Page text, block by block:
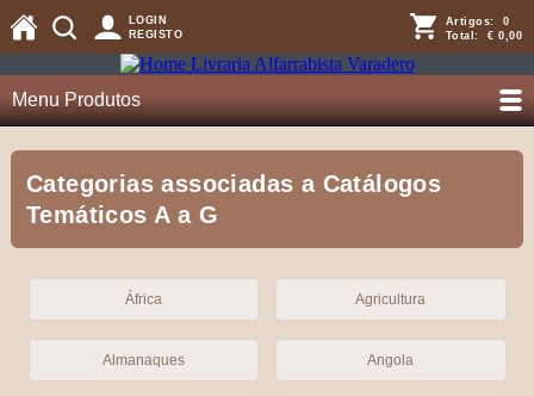
LOGIN
REGISTO
Artigos: 0
Total: € 0,00
Menu Produtos
Categorias associadas a Catálogos
Temáticos A a G
África Agricultura
Almanaques Angola